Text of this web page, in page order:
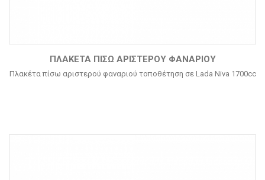
ΠΛΑΚΈΤΑ ΠΊΣΩ ΑΡΙΣΤΕΡΟΎ ΦΑΝΑΡΙΟΎ
Πλακέτα πίσω αριστερού φαναριού τοποθέτηση σε Lada Niva 1700cc